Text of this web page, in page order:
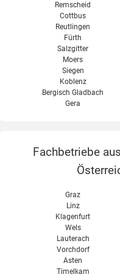
Remscheid
Cottbus
Reutlingen
Fürth
Salzgitter
Moers
Siegen
Koblenz
Bergisch Gladbach
Gera
Fachbetriebe
Graz
Linz
Klagenfurt
Wels
Lauterach
Vorchdorf
Asten
Timelkam